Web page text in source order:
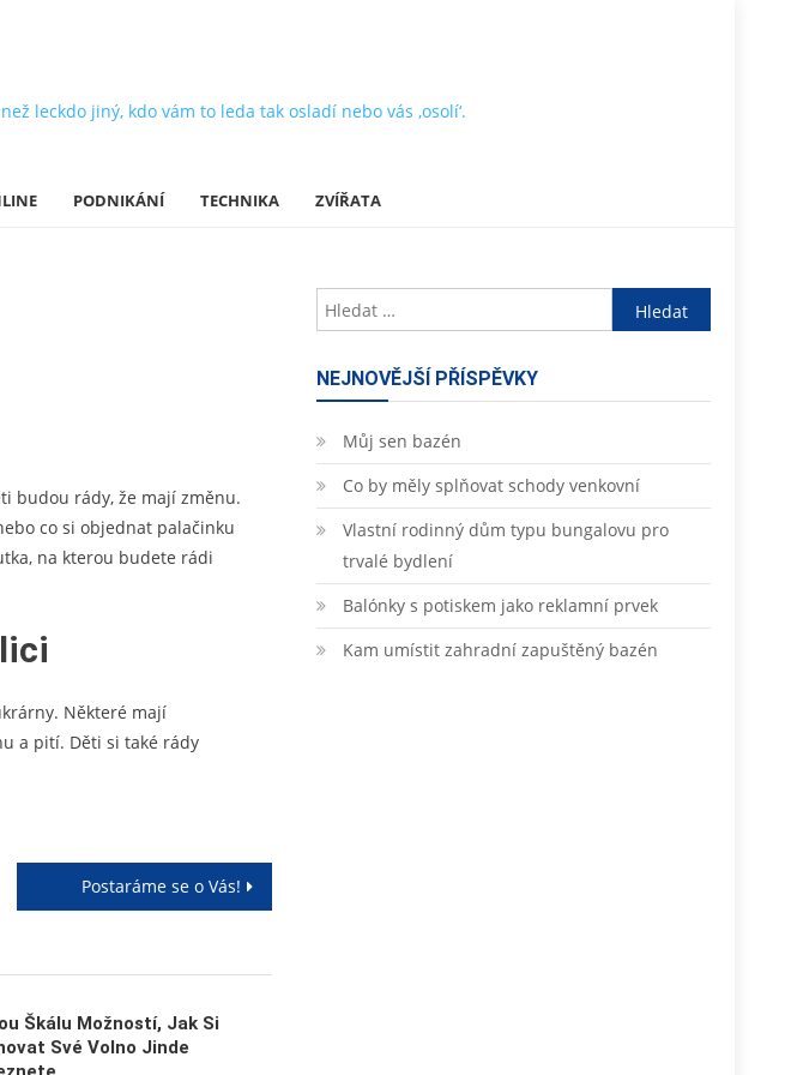
leckdo jiný, kdo vám to leda tak osladí nebo vás ‚osolí‘.
PODNIKÁNÍ TECHNIKA ZVÍŘATA
budou rády, že mají změnu.
co si objednat palačinku
na kterou budete rádi
Některé mají
a pití. Děti si také rády
Postaráme se o Vás!
Škálu Možností, Jak Si
Své Volno Jinde
Vyhledávání
NEJNOVĚJŠÍ PŘÍSPĚVKY
Můj sen bazén
Co by měly splňovat schody venkovní
Vlastní rodinný dům typu bungalovu pro
trvalé bydlení
Balónky s potiskem jako reklamní prvek
Kam umístit zahradní zapuštěný bazén